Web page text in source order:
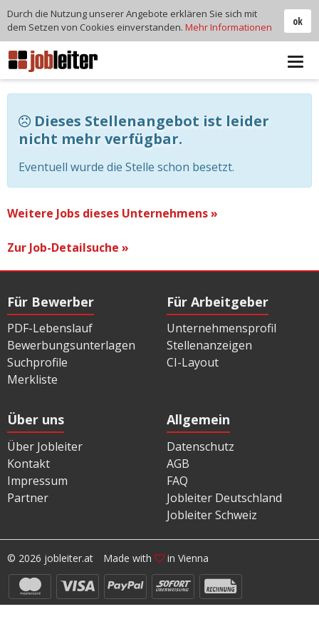
Dieses Stellenangebot ist leider
nicht mehr verfügbar.
Eventuell wurde die Stelle schon besetzt.
Weitere Jobs dieses Unternehmens »
Zur Job-Detailsuche »
Für Bewerber
PDF-Lebenslauf
Bewerbungsunterlagen
Suchprofile
Merkliste
Für Arbeitgeber
Unternehmensprofil
Stellenanzeigen
CI-Layout
Über uns
Über Jobleiter
Kontakt
Impressum
Partner
Allgemein
Datenschutz
AGB
FAQ
Jobleiter Deutschland
Jobleiter Schweiz
© 2026 jobleiter.at Made with in Vienna
ok
Durch die Nutzung unserer Angebote erklären Sie sich mit
dem Setzen von Cookies einverstanden. Mehr Informationen